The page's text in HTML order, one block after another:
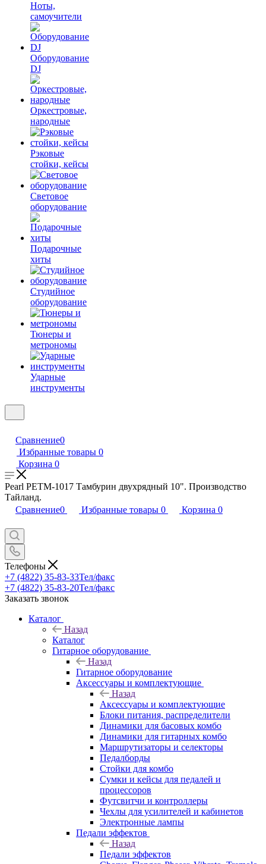
Ноты,
самоучители
Оборудование
DJ
Оркестровые,
народные
Рэковые
стойки, кейсы
Световое
оборудование
Подарочные
хиты
Студийное
оборудование
Тюнеры и
метрономы
Ударные
инструменты
Сравнение0
Избранные товары 0
Корзина 0
Pearl PETM-1017 Тамбурин двухрядный 10". Производство
Тайланд.
Сравнение0 Избранные товары 0 Корзина 0
Телефоны
+7 (4822) 35-83-33Тел/факс
+7 (4822) 35-83-20Тел/факс
Заказать звонок
Каталог
Назад
Каталог
Гитарное оборудование
Назад
Гитарное оборудование
Аксессуары и комплектующие
Назад
Аксессуары и комплектующие
Блоки питания, распределители
Динамики для басовых комбо
Динамики для гитарных комбо
Маршрутизаторы и селекторы
Педалборды
Стойки для комбо
Сумки и кейсы для педалей и
процессоров
Футсвитчи и контроллеры
Чехлы для усилителей и кабинетов
Электронные лампы
Педали эффектов
Назад
Педали эффектов